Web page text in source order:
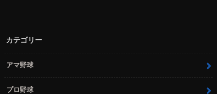
カテゴリー
アマ野球
プロ野球